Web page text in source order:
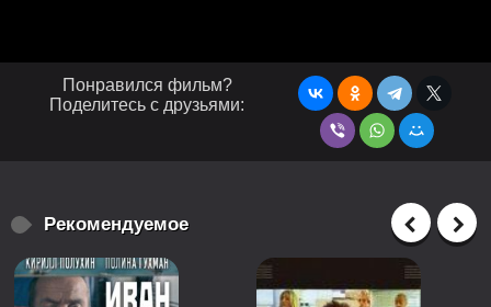
Понравился фильм?
Поделитесь с друзьями:
Рекомендуемое